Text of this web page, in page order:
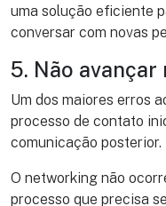
uma solução eficiente
conversar com novas
5. Não avançar
Um dos maiores erros
processo de contato
comunicação posterior.
O networking não
processo que precisa